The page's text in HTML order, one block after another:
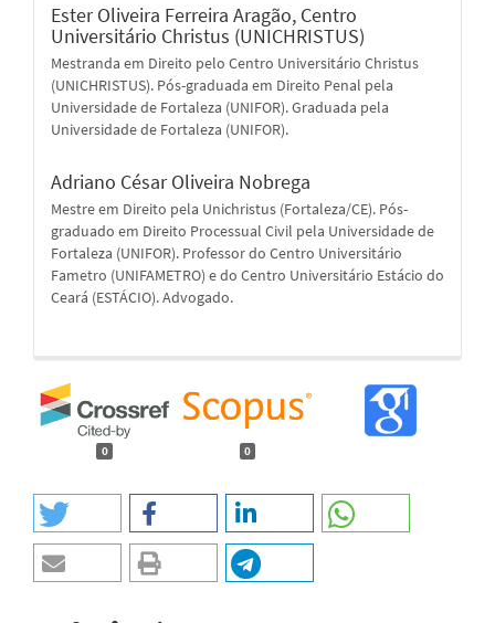
Ester Oliveira Ferreira Aragão, Centro
Universitário Christus (UNICHRISTUS)
Mestranda em Direito pelo Centro Universitário Christus
(UNICHRISTUS). Pós-graduada em Direito Penal pela
Universidade de Fortaleza (UNIFOR). Graduada pela
Universidade de Fortaleza (UNIFOR).
Adriano César Oliveira Nobrega
Mestre em Direito pela Unichristus (Fortaleza/CE). Pós-
graduado em Direito Processual Civil pela Universidade de
Fortaleza (UNIFOR). Professor do Centro Universitário
Fametro (UNIFAMETRO) e do Centro Universitário Estácio do
Ceará (ESTÁCIO). Advogado.
0 0